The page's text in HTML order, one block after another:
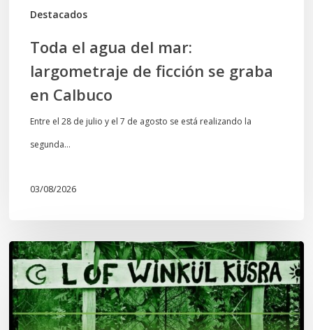
Destacados
Toda el agua del mar:
largometraje de ficción se graba
en Calbuco
Entre el 28 de julio y el 7 de agosto se está realizando la
segunda…
03/08/2026
Lof
Winkül
Küsra
convoca